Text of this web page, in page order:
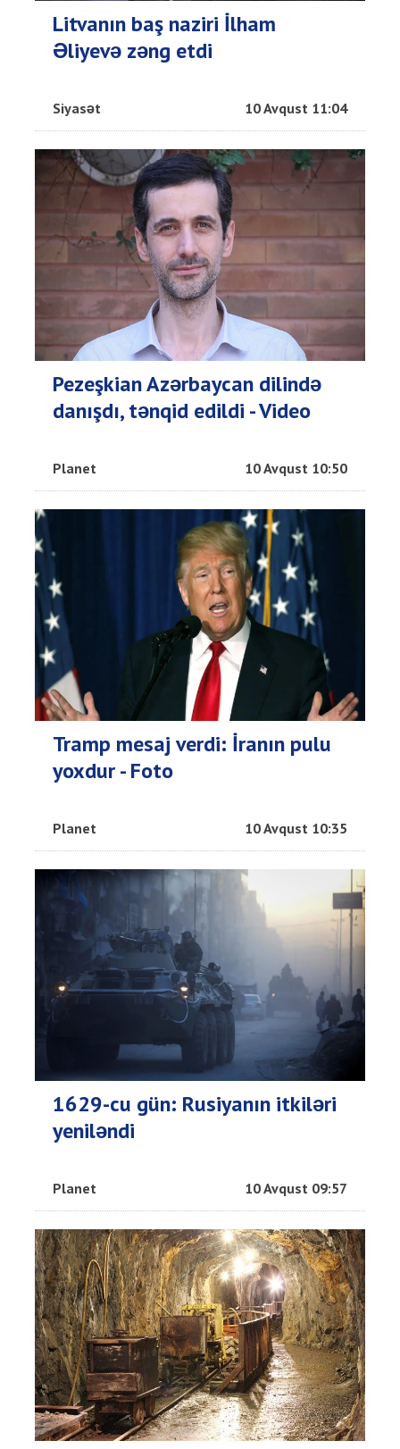
Litvanın baş naziri İlham
Əliyevə zəng etdi
Siyasət 10 Avqust 11:04
Pezeşkian Azərbaycan dilində
danışdı, tənqid edildi - Video
Planet 10 Avqust 10:50
Tramp mesaj verdi: İranın pulu
yoxdur - Foto
Planet 10 Avqust 10:35
1629-cu gün: Rusiyanın itkiləri
yeniləndi
Planet 10 Avqust 09:57